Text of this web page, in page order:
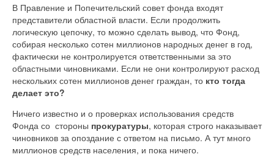
В Правление и Попечительский совет фонда входят
представители областной власти. Если продолжить
логическую цепочку, то можно сделать вывод, что Фонд,
собирая несколько сотен миллионов народных денег в год,
фактически не контролируется ответственными за это
областными чиновниками. Если не они контролируют расход
нескольких сотен миллионов денег граждан, то кто тогда
делает это?
Ничего известно и о проверках использования средств
Фонда со стороны прокуратуры, которая строго наказывает
чиновников за опоздание с ответом на письмо. А тут много
миллионов средств населения, и пока ничего.